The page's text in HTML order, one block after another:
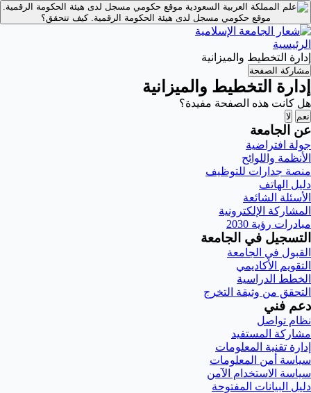
موقع حكومي مسجل لدى هيئة الحكومة الرقمية.
موقع حكومي مسجل لدى هيئة الحكومة الرقمية.كيف تتحقق؟
الرئيسية
إدارة التخطيط والميزانية
مشاركة الصفحة
إدارة التخطيط والميزانية
هل كانت هذه الصفحة مفيدة؟
نعم لا
عن الجامعة
جولة افتراضية
الأنظمة واللوائح
منصة جدارات للتوظيف
دليل الهاتف
الأسئلة الشائعة
المشاركة الإلكترونية
مبادرات رؤية 2030
التسجيل في الجامعة
القبول في الجامعة
التقويم الأكاديمي
الخطط الدراسية
التحقق من وثيقة التخرج
دعم فني
نظام تواصل
مشاركة المستفيد
إدارة تقنية المعلومات
سياسة أمن المعلومات
سياسة الاستخدام الآمن
دليل البيانات المفتوحة